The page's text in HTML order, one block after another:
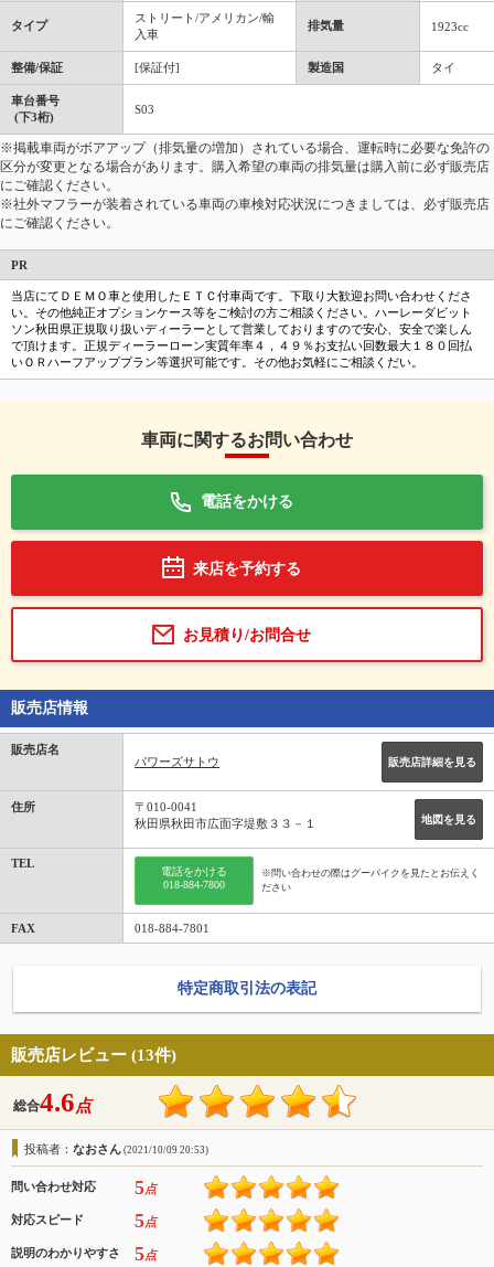
タイプ
ストリート/アメリカン/輸
入車
排気量 1923cc
整備/保証 [保証付] 製造国 タイ
車台番号
(下3桁)
S03
※掲載車両がボアアップ（排気量の増加）されている場合、運転時に必要な免許の
区分が変更となる場合があります。購入希望の車両の排気量は購入前に必ず販売店
にご確認ください。
※社外マフラーが装着されている車両の車検対応状況につきましては、必ず販売店
にご確認ください。
PR
当店にてＤＥＭＯ車と使用したＥＴＣ付車両です。下取り大歓迎お問い合わせくださ
い。その他純正オプションケース等をご検討の方ご相談ください。ハーレーダビット
ソン秋田県正規取り扱いディーラーとして営業しておりますので安心、安全で楽しん
で頂けます。正規ディーラーローン実質年率４，４９％お支払い回数最大１８０回払
いＯＲハーフアッププラン等選択可能です。その他お気軽にご相談くだい。
車両に関するお問い合わせ
電話をかける
来店を予約する
お見積り/お問合せ
販売店情報
販売店名
パワーズサトウ
販売店詳細を見る
住所
地図を見る
〒010-0041
秋田県秋田市広面字堤敷３３－１
TEL
電話をかける
018-884-7800
※問い合わせの際はグーバイクを見たとお伝えく
ださい
FAX 018-884-7801
特定商取引法の表記
販売店レビュー (13件)
総合4.6点
投稿者： なおさん (2021/10/09 20:53)
問い合わせ対応 5点
対応スピード 5点
説明のわかりやすさ 5点